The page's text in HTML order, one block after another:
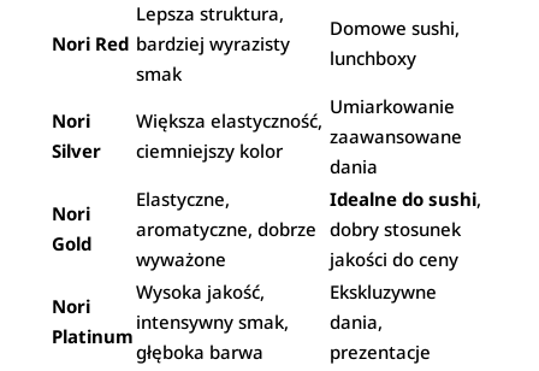
Nori Red
Lepsza struktura,
bardziej wyrazisty
smak
Domowe sushi,
lunchboxy
Nori
Silver
Większa elastyczność,
ciemniejszy kolor
Umiarkowanie
zaawansowane
dania
Nori
Gold
Elastyczne,
aromatyczne, dobrze
wyważone
Idealne do sushi,
dobry stosunek
jakości do ceny
Nori
Platinum
Wysoka jakość,
intensywny smak,
głęboka barwa
Ekskluzywne
dania,
prezentacje